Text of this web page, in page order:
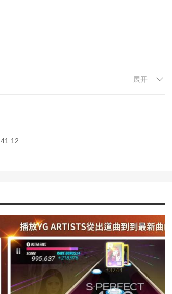
费)
中文版攻略)
文攻略下载)
上阵攻略)
地址)
略)
体检中文翻译)
，让它变得更加有趣。这是一款街机风格的音乐
我们在这个游戏中体验一种全新的音乐游戏方式。
展开